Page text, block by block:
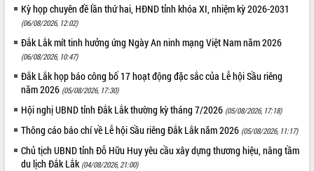
THỐNG KÊ TRUY CẬP
Hôm nay: 33475
Tất cả: 66078798
Kỳ họp chuyên đề lần thứ hai, HĐND tỉnh khóa XI, nhiệm kỳ 2026-2031
(06/08/2026, 12:02)
Đắk Lắk mít tinh hưởng ứng Ngày An ninh mạng Việt Nam năm 2026
(06/08/2026, 10:47)
Đắk Lắk họp báo công bố 17 hoạt động đặc sắc của Lễ hội Sầu riêng
năm 2026 (05/08/2026, 17:30)
Hội nghị UBND tỉnh Đắk Lắk thường kỳ tháng 7/2026 (05/08/2026, 17:18)
Thông cáo báo chí về Lễ hội Sầu riêng Đắk Lắk năm 2026 (05/08/2026, 11:17)
Chủ tịch UBND tỉnh Đỗ Hữu Huy yêu cầu xây dựng thương hiệu, nâng tầm
du lịch Đắk Lắk (04/08/2026, 21:00)